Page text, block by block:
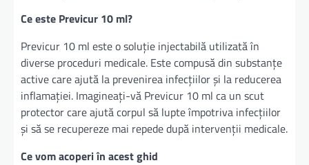
Ce este Previcur 10 ml?
Previcur 10 ml este o soluție injectabilă utilizată în
diverse proceduri medicale. Este compusă din substanțe
active care ajută la prevenirea infecțiilor și la reducerea
inflamației. Imagineați-vă Previcur 10 ml ca un scut
protector care ajută corpul să lupte împotriva infecțiilor
și să se recupereze mai repede după intervenții medicale.
Ce vom acoperi în acest ghid